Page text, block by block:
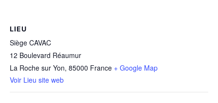
LIEU
Siège CAVAC
12 Boulevard Réaumur
La Roche sur Yon, 85000 France + Google Map
Voir Lieu site web